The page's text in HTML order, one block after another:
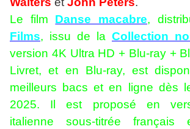
Le film Danse macabre,
Films, issu de la Collection
version 4K Ultra HD + Blu-ray +
Livret, et en Blu-ray, est
meilleurs bacs et en ligne dès
2025. Il est proposé en
italienne sous-titrée